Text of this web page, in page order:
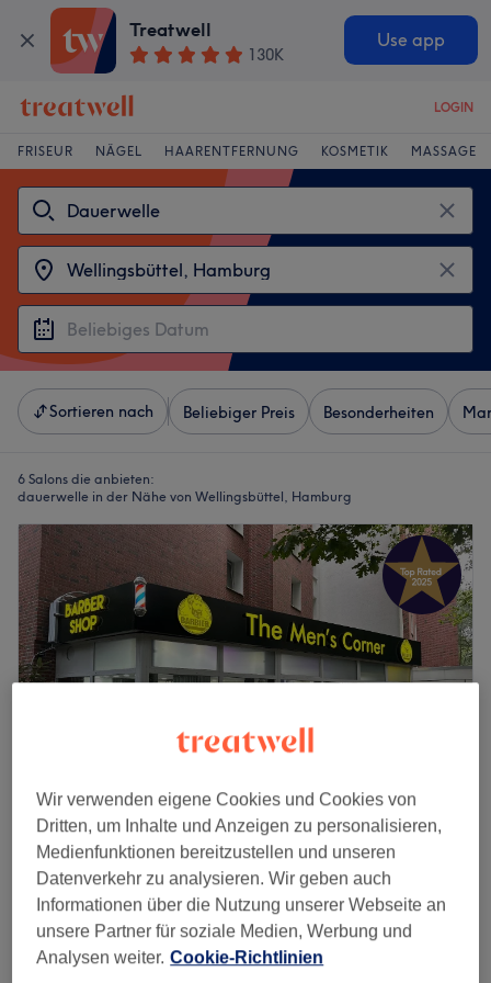
Treatwell
130K
Use app
LOGIN
FRISEUR NÄGEL HAARENTFERNUNG KOSMETIK MASSAGE
Sortieren nach Beliebiger Preis Besonderheiten
6 Salons die anbieten:
dauerwelle in der Nähe von Wellingsbüttel, Hamburg
The Men’s Corner
5,0
672 Bewertungen
Steilshoop, Hamburg
Auf Karte anzeigen
Herren - Dauerwelle
1 Std. 30 Min.
Wir verwenden eigene Cookies und Cookies von
Dritten, um Inhalte und Anzeigen zu personalisieren,
Medienfunktionen bereitzustellen und unseren
Datenverkehr zu analysieren. Wir geben auch
Informationen über die Nutzung unserer Webseite an
unsere Partner für soziale Medien, Werbung und
Analysen weiter. Cookie-Richtlinien